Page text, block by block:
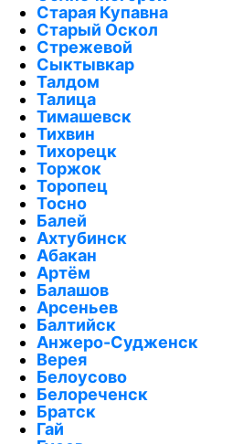
Старая Купавна
Старый Оскол
Стрежевой
Сыктывкар
Талдом
Талица
Тимашевск
Тихвин
Тихорецк
Торжок
Торопец
Тосно
Балей
Ахтубинск
Абакан
Артём
Балашов
Арсеньев
Балтийск
Анжеро-Судженск
Верея
Белоусово
Белореченск
Братск
Гай